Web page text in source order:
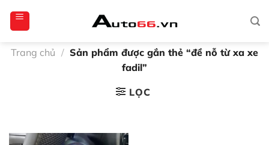
qua
dungTrang chủ / Sản phẩm được gắn thẻ “đề nỗ từ xa xe
fadil”
LỌC